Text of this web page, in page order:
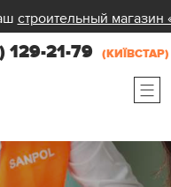
строительный магазин
129-21-79 (КИЇВСТАР)